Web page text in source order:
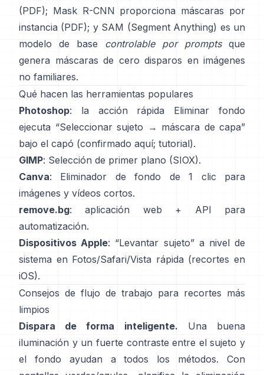
(PDF); Mask R-CNN proporciona máscaras por
instancia (PDF); y SAM (Segment Anything) es un
modelo de base controlable por promptsque
genera máscaras de cero disparos en imágenes
no familiares.
Qué hacen las herramientas populares
Photoshop: la acción rápida Eliminar fondo
ejecuta “Seleccionar sujeto → máscara de capa”
bajo el capó (confirmado aquí; tutorial).
GIMP: Selección de primer plano (SIOX).
Canva: Eliminador de fondo de 1 clic para
imágenes y vídeos cortos.
remove.bg: aplicación web + API para
automatización.
Dispositivos Apple: “Levantar sujeto” a nivel de
sistema en Fotos/Safari/Vista rápida (recortes en
iOS).
Consejos de flujo de trabajo para recortes más
limpios
Dispara de forma inteligente. Una buena
iluminación y un fuerte contraste entre el sujeto y
el fondo ayudan a todos los métodos. Con